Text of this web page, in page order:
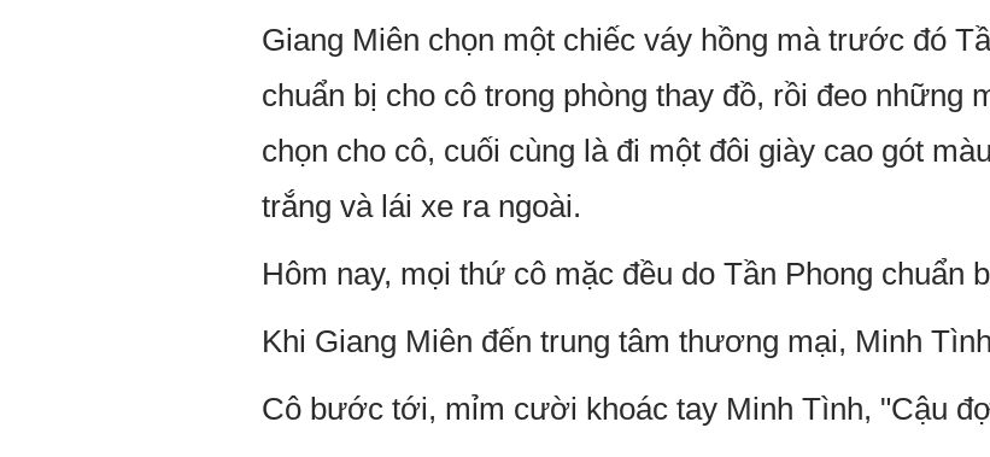
Giang Miên chọn một chiếc váy hồng mà trước đó
chuẩn bị cho cô trong phòng thay đồ, rồi đeo những
chọn cho cô, cuối cùng là đi một đôi giày cao gót
trắng và lái xe ra ngoài.
Hôm nay, mọi thứ cô mặc đều do Tần Phong chuẩn
Khi Giang Miên đến trung tâm thương mại, Minh
Cô bước tới, mỉm cười khoác tay Minh Tình, "Cậu